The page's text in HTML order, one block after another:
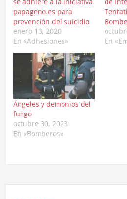
papageno.es para
prevención del suicidio
enero 13, 2020
En «Adhesiones»
En
Ángeles y demonios del
fuego
octubre 30, 2023
En «Bomberos»